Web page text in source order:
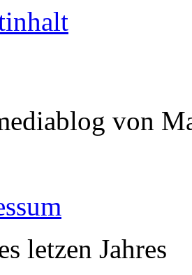
von
letzen Jahres